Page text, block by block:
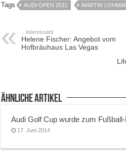
Tags AUDI OPEN 2011 MARTIN
.. interessant
Helene Fischer: Angebot vom
Hofbräuhaus Las Vegas
ähnliche Artikel
Audi Golf Cup wurde zum
17. Juni 2014